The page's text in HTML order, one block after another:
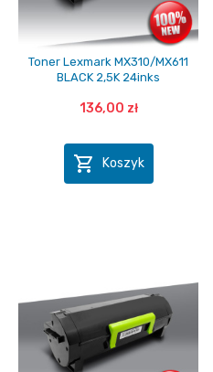
Toner Lexmark MX310/MX611
BLACK 2,5K 24inks
136,00 zł
 Koszyk